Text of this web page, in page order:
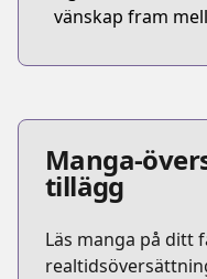
vänskap fram
Manga-
tillägg
Läs manga på ditt